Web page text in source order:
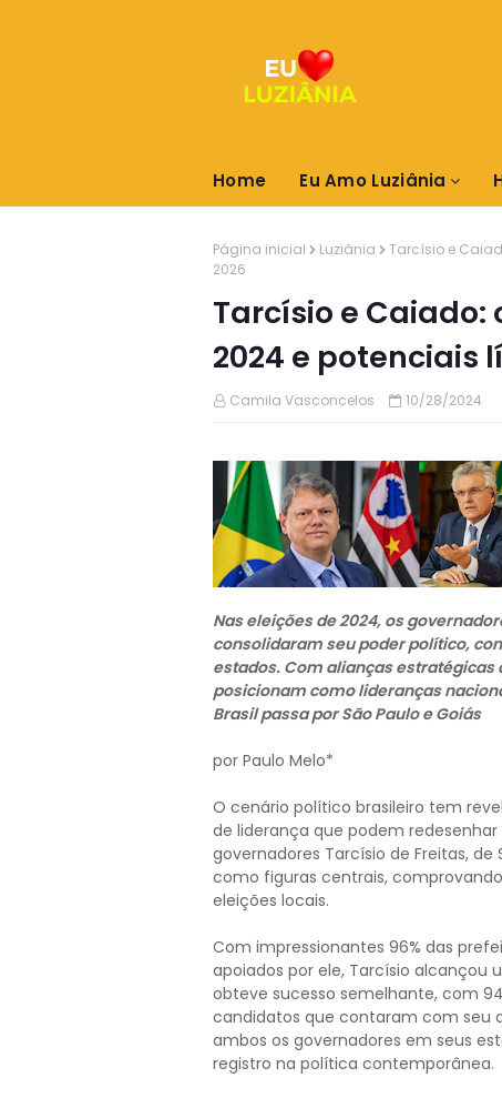
Home Eu Amo Luziânia
Página inicial Luziânia
Tarcísio e
2026
Tarcísio e
2024 e potenciais
Camila Vasconcelos 10/28/2024
Nas eleições de 2024, os
consolidaram seu poder político,
estados. Com alianças
posicionam como lideranças
Brasil passa por São Paulo e Goiás
por Paulo Melo*
O cenário político brasileiro tem
de liderança que podem
governadores Tarcísio de Freitas, de
como figuras centrais,
eleições locais.
Com impressionantes 96% das
apoiados por ele, Tarcísio alcançou
obteve sucesso semelhante, com
candidatos que contaram com seu
ambos os governadores em seus
registro na política contemporânea.